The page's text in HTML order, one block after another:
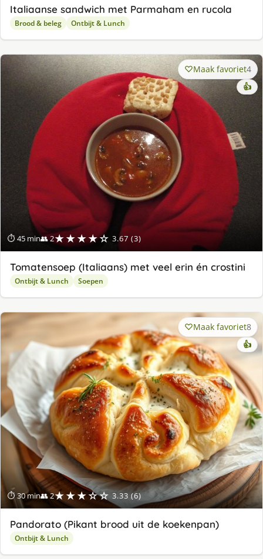
Italiaanse sandwich met Parmaham en rucola
Brood & beleg Ontbijt & Lunch
⏱ 45 min👥 2★★★★☆ 3.67 (3)
Maak favoriet4
👍
Tomatensoep (Italiaans) met veel erin én crostini
Ontbijt & Lunch Soepen
⏱ 30 min👥 2★★★☆☆ 3.33 (6)
Maak favoriet8
👍
Pandorato (Pikant brood uit de koekenpan)
Ontbijt & Lunch